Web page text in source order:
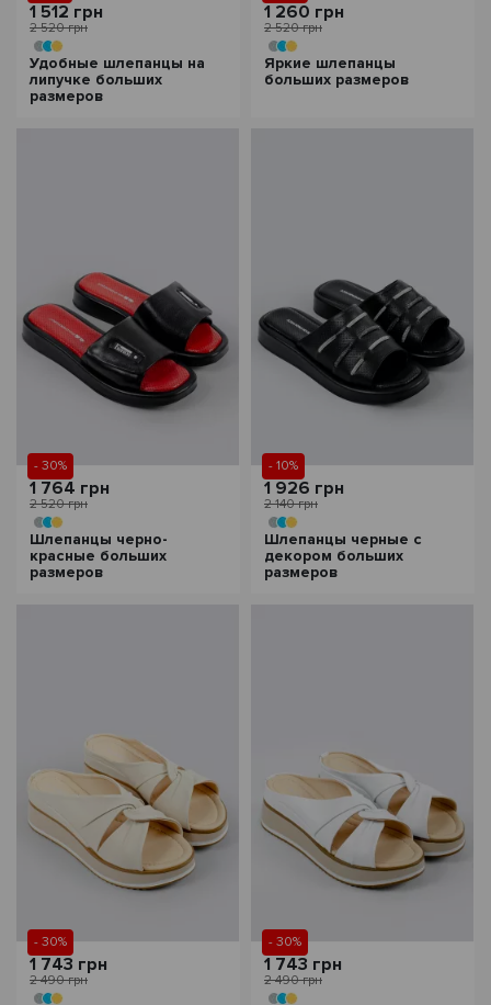
1 512 грн
2 520 грн
Удобные шлепанцы на
липучке больших
размеров
1 260 грн
2 520 грн
Яркие шлепанцы
больших размеров
- 30%
1 764 грн
2 520 грн
Шлепанцы черно-
красные больших
размеров
- 10%
1 926 грн
2 140 грн
Шлепанцы черные с
декором больших
размеров
- 30%
1 743 грн
2 490 грн
- 30%
1 743 грн
2 490 грн